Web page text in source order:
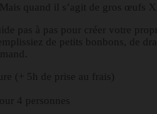
quand il s’agit de gros œufs
pas à pas pour créer votre
de petits bonbons, de
(+ 5h de prise au frais)
4 personnes